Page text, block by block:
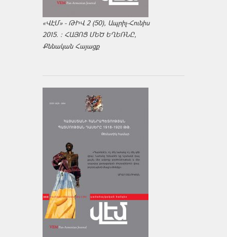
«ՎԷՄ» - ԹԻՎ 2 (50), Ապրիլ-Հունիս
2015. : ՀԱՅՈՑ ՄԵԾ ԵՂԵՌՆԸ,
Քննական Հայացք